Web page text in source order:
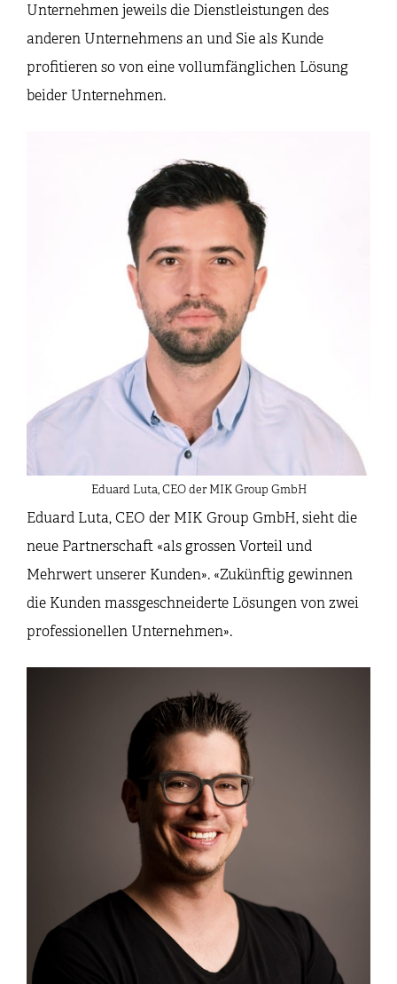
Unternehmen jeweils die Dienstleistungen des
anderen Unternehmens an und Sie als Kunde
profitieren so von eine vollumfänglichen Lösung
beider Unternehmen.
Eduard Luta, CEO der MIK Group GmbH
Eduard Luta, CEO der MIK Group GmbH, sieht die
neue Partnerschaft «als grossen Vorteil und
Mehrwert unserer Kunden». «Zukünftig gewinnen
die Kunden massgeschneiderte Lösungen von zwei
professionellen Unternehmen».